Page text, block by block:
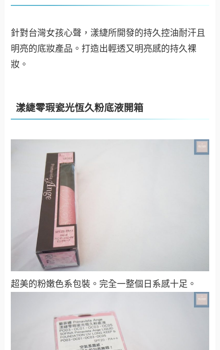
針對台灣女孩心聲，漾緁所開發的持久控油耐汗且
明亮的底妝產品。打造出輕透又明亮感的持久裸
妝。
漾緁零瑕瓷光恆久粉底液開箱
超美的粉嫩色系包裝。完全一整個日系感十足。